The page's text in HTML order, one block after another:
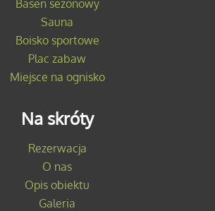
Basen sezonowy
Sauna
Boisko sportowe
Plac zabaw
Miejsce na ognisko
Na skróty
Rezerwacja
O nas
Opis obiektu
Galeria